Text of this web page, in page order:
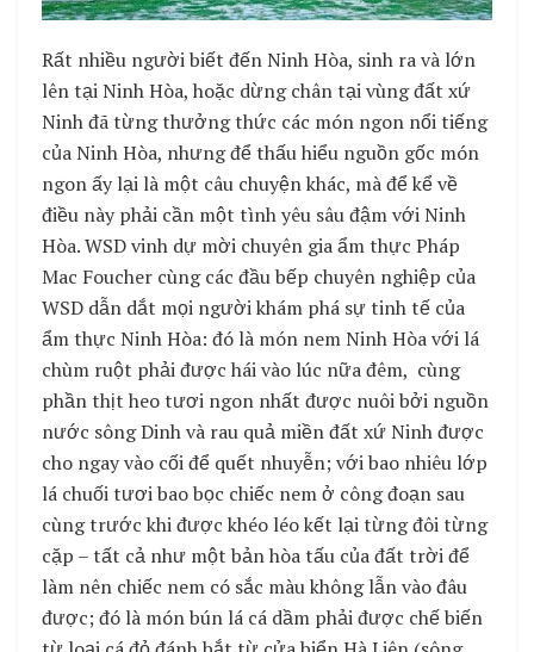
Rất nhiều người biết đến Ninh Hòa, sinh ra và lớn
lên tại Ninh Hòa, hoặc dừng chân tại vùng đất xứ
Ninh đã từng thưởng thức các món ngon nổi tiếng
của Ninh Hòa, nhưng để thấu hiểu nguồn gốc món
ngon ấy lại là một câu chuyện khác, mà để kể về
điều này phải cần một tình yêu sâu đậm với Ninh
Hòa. WSD vinh dự mời chuyên gia ẩm thực Pháp
Mac Foucher cùng các đầu bếp chuyên nghiệp của
WSD dẫn dắt mọi người khám phá sự tinh tế của
ẩm thực Ninh Hòa: đó là món nem Ninh Hòa với lá
chùm ruột phải được hái vào lúc nữa đêm, cùng
phần thịt heo tươi ngon nhất được nuôi bởi nguồn
nước sông Dinh và rau quả miền đất xứ Ninh được
cho ngay vào cối để quết nhuyễn; với bao nhiêu lớp
lá chuối tươi bao bọc chiếc nem ở công đoạn sau
cùng trước khi được khéo léo kết lại từng đôi từng
cặp – tất cả như một bản hòa tấu của đất trời để
làm nên chiếc nem có sắc màu không lẫn vào đâu
được; đó là món bún lá cá dầm phải được chế biến